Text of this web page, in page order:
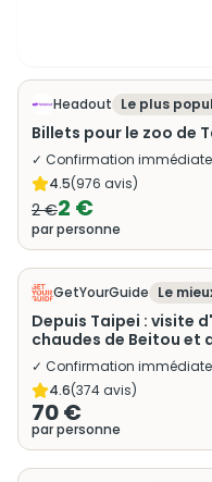
Headout Le plus
Billets pour le zoo de
✓ Confirmation immédiate
4.5(976 avis)
2 €2 €
par personne
GetYourGuide Le
Depuis Taipei : visite
chaudes de Beitou et
✓ Confirmation immédiate
4.6(374avis)
70 €
par personne